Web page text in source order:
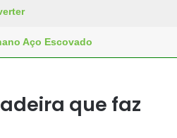
Aço Escovado
que faz